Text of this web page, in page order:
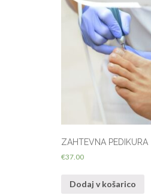
ZAHTEVNA PEDIKURA
€37.00
Dodaj v košarico